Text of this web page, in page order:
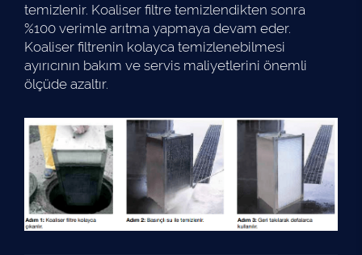
temizlenir. Koaliser filtre temizlendikten sonra
%100 verimle arıtma yapmaya devam eder.
Koaliser filtrenin kolayca temizlenebilmesi
ayırıcının bakım ve servis maliyetlerini önemli
ölçüde azaltır.